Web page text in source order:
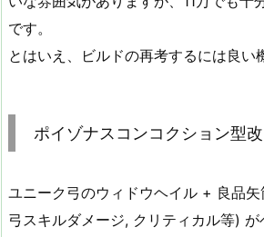
です。
とはいえ、ビルドの再考するには良い
ポイゾナスコンコクション型
ユニーク弓のウィドウヘイル + 良品
弓スキルダメージ, クリティカル等)